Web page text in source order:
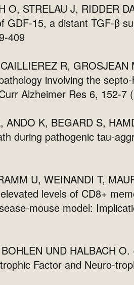
O, STRELAU J, RIDDER
GDF-15, a distant TGF-β
409
R,
involving the
Alzheimer Res 6, 152-7
K, BEGARD S,
during pathogenic tau-
U, WEINANDI T,
levels of CD8+
mouse model:
UND HALBACH
Factor and Neuro-